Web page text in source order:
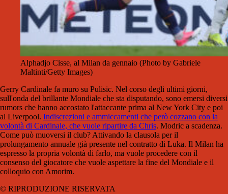
Alphadjo Cisse, al Milan da gennaio (Photo by Gabriele
Maltinti/Getty Images)
Gerry Cardinale fa muro su Pulisic. Nel corso degli ultimi giorni,
sull'onda del brillante Mondiale che sta disputando, sono emersi diversi
rumors che hanno accostato l'attaccante prima al New York City e poi
al Liverpool. Indiscrezioni e ammiccamenti che però cozzano con la
volontà di Cardinale, che vuole ripartire da Chris. Modric a scadenza.
Come può muoversi il club? Attivando la clausola per il
prolungamento annuale già presente nel contratto di Luka. Il Milan ha
espresso la propria volontà di farlo, ma vuole procedere con il
consenso del giocatore che vuole aspettare la fine del Mondiale e il
colloquio con Amorim.
© RIPRODUZIONE RISERVATA